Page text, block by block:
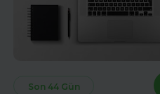
Son 44 Gün